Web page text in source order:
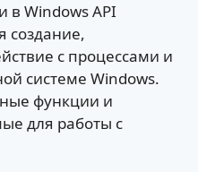
в Windows API
создание,
с процессами и
системе Windows.
функции и
для работы с